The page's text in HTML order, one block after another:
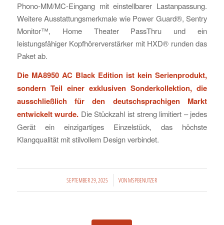
Phono-MM/MC-Eingang mit einstellbarer Lastanpassung.
Weitere Ausstattungsmerkmale wie Power Guard®, Sentry
Monitor™, Home Theater PassThru und ein
leistungsfähiger Kopfhörerverstärker mit HXD® runden das
Paket ab.
Die MA8950 AC Black Edition ist kein Serienprodukt,
sondern Teil einer exklusiven Sonderkollektion, die
ausschließlich für den deutschsprachigen Markt
entwickelt wurde. Die Stückzahl ist streng limitiert – jedes
Gerät ein einzigartiges Einzelstück, das höchste
Klangqualität mit stilvollem Design verbindet.
SEPTEMBER 29, 2025
/ VONMSPBENUTZER